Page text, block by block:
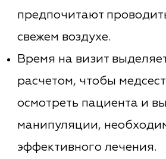
предпочитают
свежем воздухе.
Время на визит
расчетом, чтобы
осмотреть пациента и
манипуляции,
эффективного лечения.